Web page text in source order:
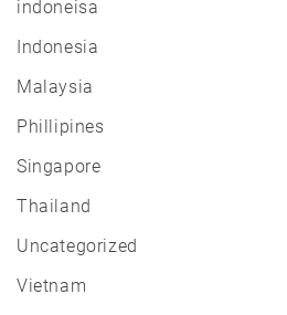
indoneisa
Indonesia
Malaysia
Phillipines
Singapore
Thailand
Uncategorized
Vietnam